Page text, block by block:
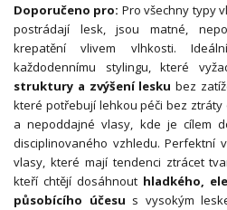
Doporučeno pro: Pro všechny typy
postrádají lesk, jsou matné,
krepatění vlivem vlhkosti.
každodennímu stylingu, které
struktury a zvýšení lesku bez
které potřebují lehkou péči bez
a nepoddajné vlasy, kde je cílem
disciplinovaného vzhledu. Perfektní
vlasy, které mají tendenci ztrácet
kteří chtějí dosáhnout hladkého,
působícího účesu s vysokým